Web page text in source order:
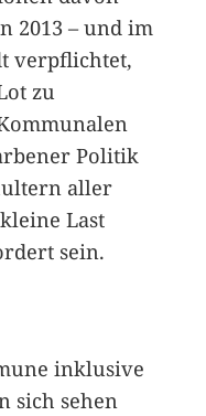
2013 – und im
verpflichtet,
zu
Politik
aller
Last
sein.
inklusive
sich sehen